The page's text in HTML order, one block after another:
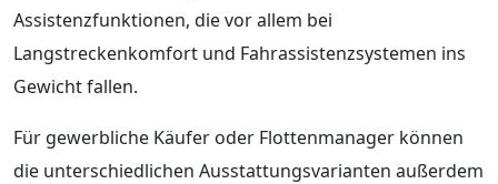
Assistenzfunktionen, die vor allem bei
Langstreckenkomfort und Fahrassistenzsystemen ins
Gewicht fallen.
Für gewerbliche Käufer oder Flottenmanager können
die unterschiedlichen Ausstattungsvarianten außerdem